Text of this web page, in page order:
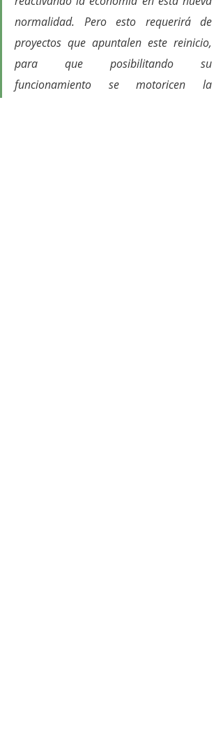
normalidad. Pero esto requerirá de
proyectos que apuntalen este reinicio,
para que posibilitando su
funcionamiento se motoricen la